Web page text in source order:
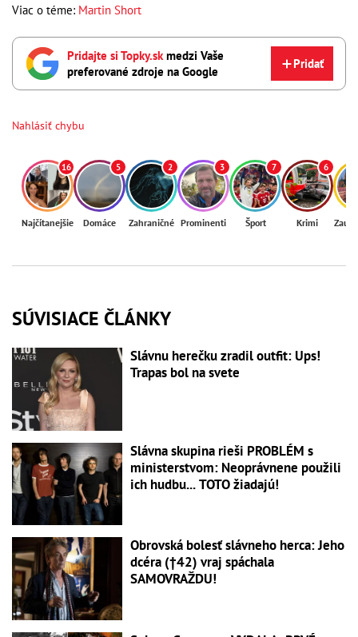
Viac o téme: Martin Short
Pridajte si Topky.sk medzi Vaše
preferované zdroje na Google
Pridať
Nahlásiť chybu
16
Najčítanejšie
5
Domáce
2
Zahraničné
3
Prominenti
7
Šport
6
Krimi
SÚVISIACE ČLÁNKY
Slávnu herečku zradil outfit: Ups!
Trapas bol na svete
Slávna skupina rieši PROBLÉM s
ministerstvom: Neoprávnene použili
ich hudbu... TOTO žiadajú!
Obrovská bolesť slávneho herca: Jeho
dcéra (†42) vraj spáchala
SAMOVRAŽDU!